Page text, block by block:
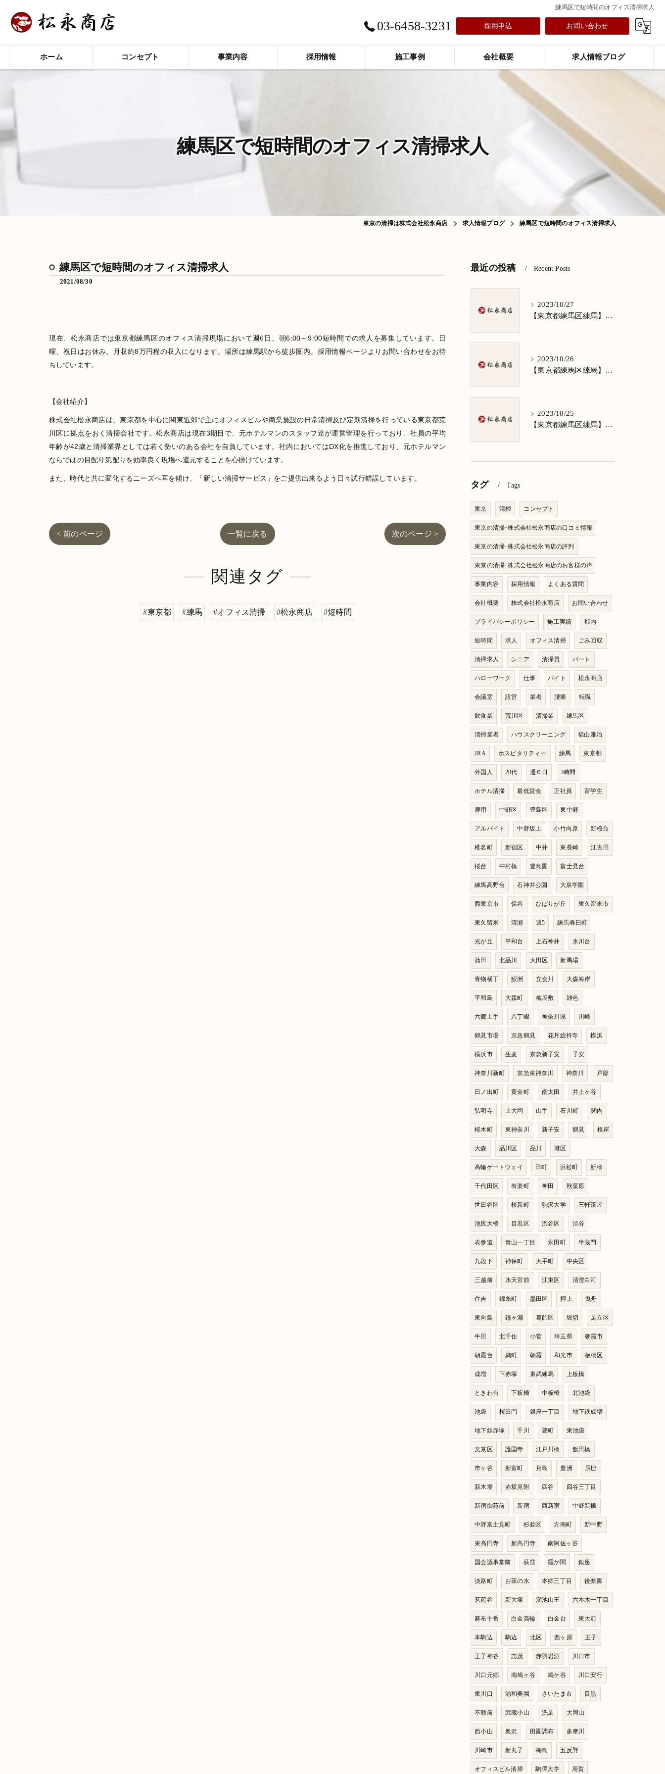
練馬区で短時間のオフィス清掃求人
03-6458-3231 採用申込 お問い合わせ
ホーム コンセプト 事業内容 採用情報 施工事例 会社概要 求人情報ブログ
練馬区で短時間のオフィス清掃求人
東京の清掃は株式会社松永商店 求人情報ブログ 練馬区で短時間のオフィス清掃求人
練馬区で短時間のオフィス清掃求人
2021/08/30
現在、松永商店では東京都練馬区のオフィス清掃現場において週6日、朝6:00～9:00短時間での求人を募集しています。日
曜、祝日はお休み。月収約8万円程の収入になります。場所は練馬駅から徒歩圏内。採用情報ページよりお問い合わせをお待
ちしています。
【会社紹介】
株式会社松永商店は、東京都を中心に関東近郊で主にオフィスビルや商業施設の日常清掃及び定期清掃を行っている東京都荒
川区に拠点をおく清掃会社です。松永商店は現在3期目で、元ホテルマンのスタッフ達が運営管理を行っており、社員の平均
年齢が42歳と清掃業界としては若く勢いのある会社を自負しています。社内においてはDX化を推進しており、元ホテルマン
ならではの目配り気配りを効率良く現場へ還元することを心掛けています。
また、時代と共に変化するニーズへ耳を傾け、「新しい清掃サービス」をご提供出来るよう日々試行錯誤しています。
< 前のページ 一覧に戻る 次のページ >
関連タグ
#東京都 #練馬 #オフィス清掃 #松永商店 #短時間
最近の投稿 Recent Posts
2023/10/27
【東京都練馬区練馬】清掃求人★1日3h/週5日/祝日お休み★谷原在住の方歓迎
2023/10/26
【東京都練馬区練馬】清掃求人★1日3h/週5日/祝日お休み★南田中在住の方歓迎
2023/10/25
【東京都練馬区練馬】清掃求人★1日3h/週5日/祝日お休み★南大泉在住の方歓迎
タグ Tags
東京 清掃 コンセプト
東京の清掃･株式会社松永商店の口コミ情報
東京の清掃･株式会社松永商店の評判
東京の清掃･株式会社松永商店のお客様の声
事業内容 採用情報 よくある質問
会社概要 株式会社松永商店 お問い合わせ
プライバシーポリシー 施工実績 都内
短時間 求人 オフィス清掃 ごみ回収
清掃求人 シニア 清掃員 パート
ハローワーク 仕事 バイト 松永商店
会議室 設営 業者 腰痛 転職
飲食業 荒川区 清掃業 練馬区
清掃業者 ハウスクリーニング 福山雅治
JRA ホスピタリティー 練馬 東京都
外国人 20代 週６日 3時間
ホテル清掃 最低賃金 正社員 留学生
雇用 中野区 豊島区 東中野
アルバイト 中野坂上 小竹向原 新桜台
椎名町 新宿区 中井 東長崎 江古田
桜台 中村橋 豊島園 富士見台
練馬高野台 石神井公園 大泉学園
西東京市 保谷 ひばりが丘 東久留米市
東久留米 清瀬 週5 練馬春日町
光が丘 平和台 上石神井 氷川台
蒲田 北品川 大田区 新馬場
青物横丁 鮫洲 立会川 大森海岸
平和島 大森町 梅屋敷 雑色
六郷土手 八丁畷 神奈川県 川崎
鶴見市場 京急鶴見 花月総持寺 横浜
横浜市 生麦 京急新子安 子安
神奈川新町 京急東神奈川 神奈川 戸部
日ノ出町 黄金町 南太田 井土ヶ谷
弘明寺 上大岡 山手 石川町 関内
桜木町 東神奈川 新子安 鶴見 根岸
大森 品川区 品川 港区
高輪ゲートウェイ 田町 浜松町 新橋
千代田区 有楽町 神田 秋葉原
世田谷区 桜新町 駒沢大学 三軒茶屋
池尻大橋 目黒区 渋谷区 渋谷
表参道 青山一丁目 永田町 半蔵門
九段下 神保町 大手町 中央区
三越前 水天宮前 江東区 清澄白河
住吉 錦糸町 墨田区 押上 曳舟
東向島 鐘ヶ淵 葛飾区 堀切 足立区
牛田 北千住 小菅 埼玉県 朝霞市
朝霞台 麹町 朝霞 和光市 板橋区
成増 下赤塚 東武練馬 上板橋
ときわ台 下板橋 中板橋 北池袋
池袋 桜田門 銀座一丁目 地下鉄成増
地下鉄赤塚 千川 要町 東池袋
文京区 護国寺 江戸川橋 飯田橋
市ヶ谷 新富町 月島 豊洲 辰巳
新木場 赤坂見附 四谷 四谷三丁目
新宿御苑前 新宿 西新宿 中野新橋
中野富士見町 杉並区 方南町 新中野
東高円寺 新高円寺 南阿佐ヶ谷
国会議事堂前 荻窪 霞が関 銀座
淡路町 お茶の水 本郷三丁目 後楽園
茗荷谷 新大塚 溜池山王 六本木一丁目
麻布十番 白金高輪 白金台 東大前
本駒込 駒込 北区 西ヶ原 王子
王子神谷 志茂 赤羽岩淵 川口市
川口元郷 南鳩ヶ谷 鳩ケ谷 川口安行
東川口 浦和美園 さいたま市 目黒
不動前 武蔵小山 洗足 大岡山
西小山 奥沢 田園調布 多摩川
川崎市 新丸子 梅島 五反野
オフィスビル清掃 駒澤大学 用賀